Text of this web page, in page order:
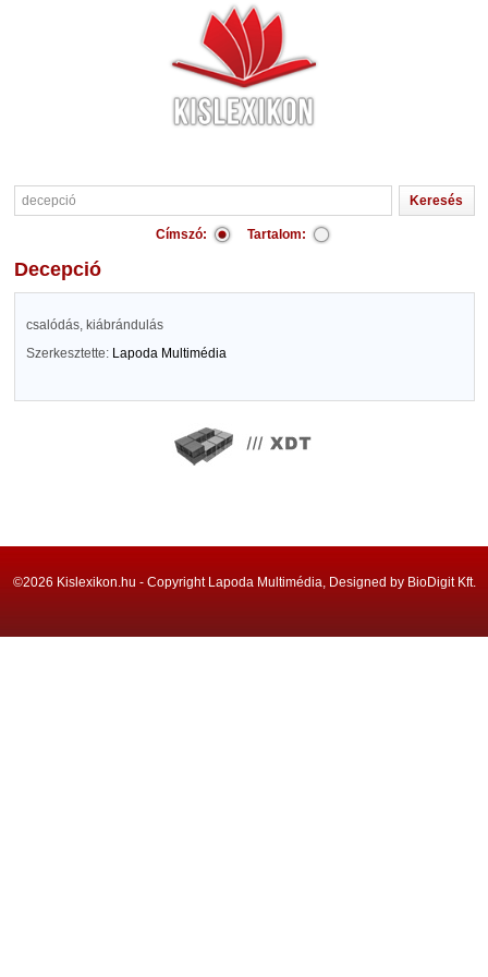
Címszó: Tartalom:
decepció
csalódás, kiábrándulás
Szerkesztette: Lapoda Multimédia
©2026 Kislexikon.hu - Copyright Lapoda Multimédia, Designed by BioDigit Kft.